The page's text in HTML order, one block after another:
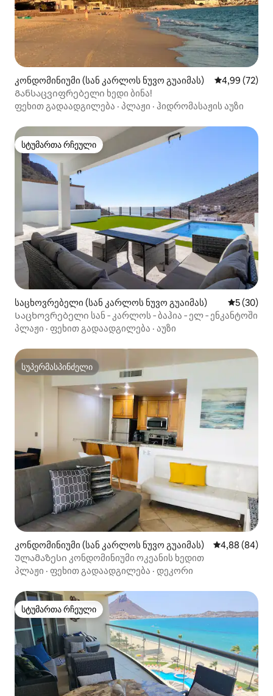
კონდომინიუმი (სან კარლოს ნუვო გუაიმას) საშუალო
4,99 (72)
Განსაცვიფრებელი ხედი ბინა!
ფეხით გადაადგილება · პლაჟი · ჰიდრომასაჟის აუზი
სტუმართა რჩეული
სტუმართა რჩეული
საცხოვრებელი (სან კარლოს ნუვო გუაიმას) საშუალო
5 (30)
Საცხოვრებელი სან ‑ კარლოს ‑ ბაჰია ‑ ელ ‑ ენკანტოში
პლაჟი · ფეხით გადაადგილება · აუზი
სუპერმასპინძელი
სუპერმასპინძელი
კონდომინიუმი (სან კარლოს ნუვო გუაიმას) საშუალო
4,88 (84)
Ულამაზესი კონდომინიუმი ოკეანის ხედით
პლაჟი · ფეხით გადაადგილება · დეკორი
სტუმართა რჩეული
სტუმართა რჩეული